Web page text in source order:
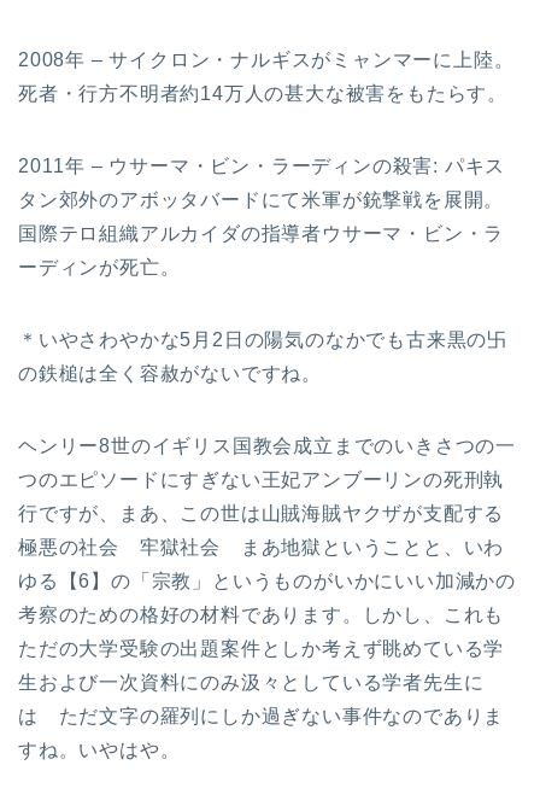
2008年 – サイクロン・ナルギスがミャンマーに上陸。
死者・行方不明者約14万人の甚大な被害をもたらす。
2011年 – ウサーマ・ビン・ラーディンの殺害: パキス
タン郊外のアボッタバードにて米軍が銃撃戦を展開。
国際テロ組織アルカイダの指導者ウサーマ・ビン・ラ
ーディンが死亡。
＊いやさわやかな5月2日の陽気のなかでも古来黒の卐
の鉄槌は全く容赦がないですね。
ヘンリー8世のイギリス国教会成立までのいきさつの一
つのエピソードにすぎない王妃アンブーリンの死刑執
行ですが、まあ、この世は山賊海賊ヤクザが支配する
極悪の社会 牢獄社会 まあ地獄ということと、いわ
ゆる【6】の「宗教」というものがいかにいい加減かの
考察のための格好の材料であります。しかし、これも
ただの大学受験の出題案件としか考えず眺めている学
生および一次資料にのみ汲々としている学者先生に
は ただ文字の羅列にしか過ぎない事件なのでありま
すね。いやはや。